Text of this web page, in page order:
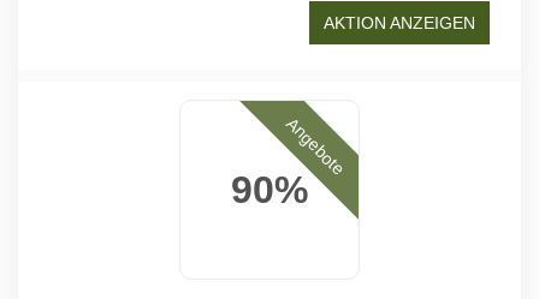
AKTION ANZEIGEN
90%
Angebote